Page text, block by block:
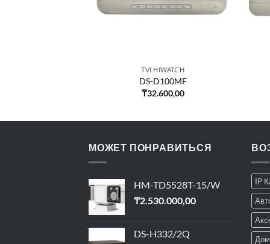
TVI HIWATCH
DS-D100MF
₸32.600,00
МОЖЕТ ПОНРАВИТЬСЯ
HM-TD5528T-15/W
₸2.530.000,00
DS-H332/2Q
IP